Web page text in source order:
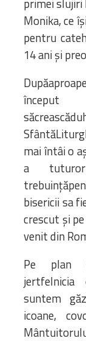
primei slujiri
Monika, ce
pentru
14 ani și
mai întâi o
a
bisericii sa
crescut și
venit din
Pe plan
jertfelnicia
suntem
icoane,